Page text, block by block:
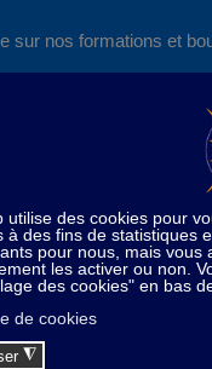
sur nos formations et
Home